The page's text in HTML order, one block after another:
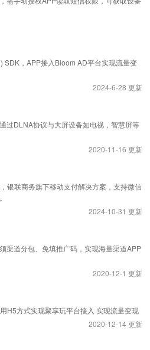
SDK，APP接入Bloom AD平台实现流量变
2024-6-28 更新
过DLNA协议与大屏设备如电视，智慧屏等
2020-11-16 更新
银联商务旗下移动支付解决方案，支持微信
2024-10-31 更新
渠道分包、免填推广码，实现海量渠道APP
2020-12-1 更新
H5方式实现聚享玩平台接入 实现流量变现
2020-12-14 更新